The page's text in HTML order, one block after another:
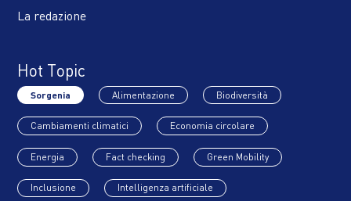
La redazione
Hot Topic
Sorgenia Alimentazione Biodiversità
Cambiamenti climatici Economia circolare
Energia Fact checking Green Mobility
Inclusione Intelligenza artificiale